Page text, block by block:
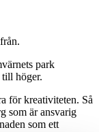
till höger.
för kreativiteten. Så
som är ansvarig
som ett